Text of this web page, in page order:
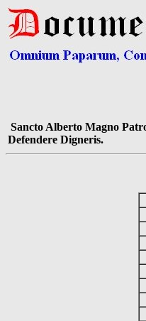
Sancto Alberto Magno
Defendere Digneris.